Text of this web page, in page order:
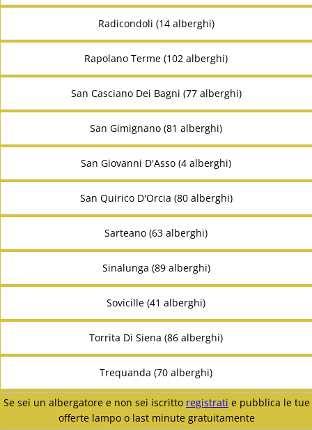
Radicondoli (14 alberghi)
Rapolano Terme (102 alberghi)
San Casciano Dei Bagni (77 alberghi)
San Gimignano (81 alberghi)
San Giovanni D'Asso (4 alberghi)
San Quirico D'Orcia (80 alberghi)
Sarteano (63 alberghi)
Sinalunga (89 alberghi)
Sovicille (41 alberghi)
Torrita Di Siena (86 alberghi)
Trequanda (70 alberghi)
Se sei un albergatore e non sei iscritto registrati e pubblica le tue
offerte lampo o last minute gratuitamente